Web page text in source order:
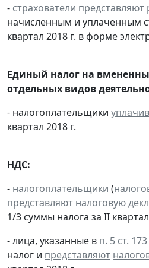
- страхователи представляют
начисленным и уплаченным
квартал 2018 г. в форме
Единый налог на
отдельных видов
- налогоплательщики
квартал 2018 г.
НДС:
- налогоплательщики (
представляют налоговую
1/3 суммы налога за II квартал
- лица, указанные в п. 5 ст. 173
налог и представляют